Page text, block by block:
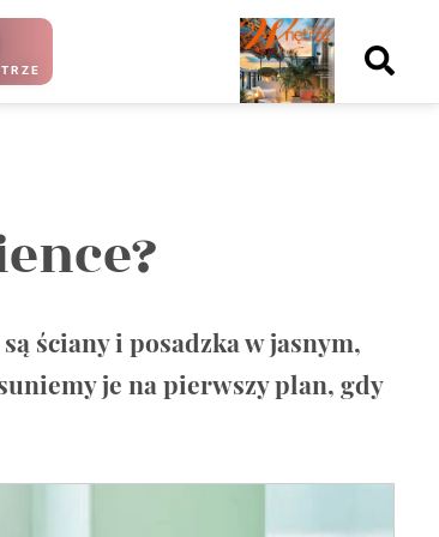
Nowy
numer
ściany i posadzka w jasnym,
je na pierwszy plan, gdy